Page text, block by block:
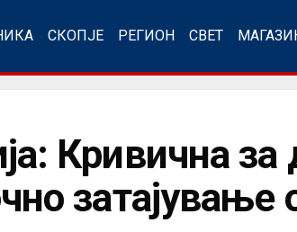
СКОПЈЕ РЕГИОН СВЕТ
Кривична за